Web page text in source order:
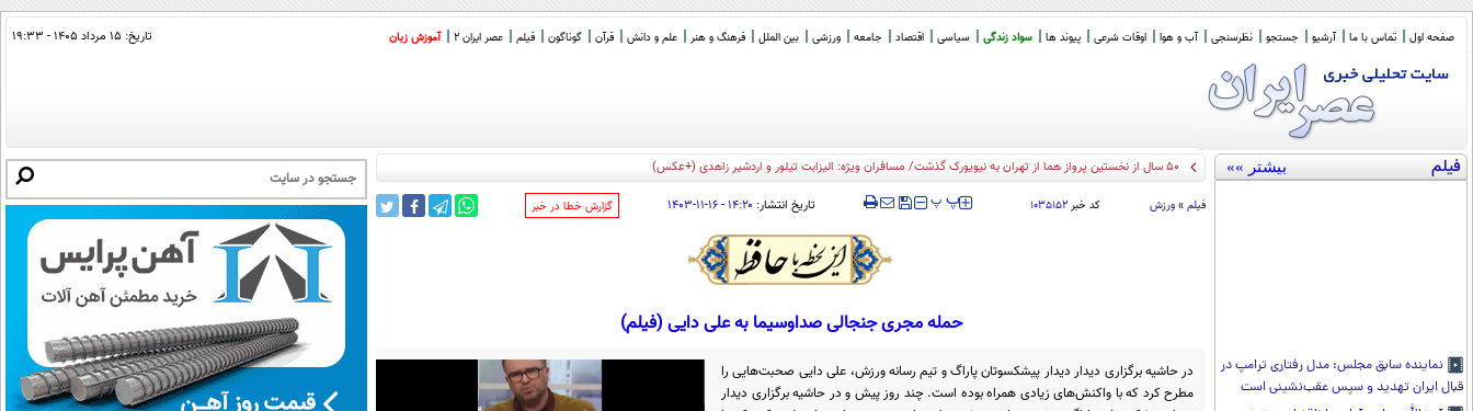
صفحه اول تماس با ما آرشیو جستجو نظرسنجی آب و هوا اوقات شرعی پیوند ها سواد زندگی سیاسی اقتصاد جامعه ورزشی بین الملل فرهنگ و هنر علم و دانش قرآن گوناگون فیلم عصر ایران 2 آموزش زبان تاریخ: ۱۵ مرداد ۱۴۰۵ - ۱۹:۳۳
فیلم بیشتر »»
نماینده سابق مجلس: مدل رفتاری ترامپ در
قبال ایران تهدید و سپس عقب‌نشینی است
50 سال از نخستین پرواز هما از تهران به نیویورک گذشت/ مسافران ویژه: الیزابت تیلور و اردشیر زاهدی (+عکس)
فیلم » ورزش کد خبر ۱۰۳۵۱۵۲ ‍‍‍ پ پ تاریخ انتشار: ۱۴:۲۰ - ۱۶-۱۱-۱۴۰۳ ‌گزارش خطا در خبر
حمله مجری جنجالی صداوسیما به علی دایی (فیلم)
در حاشیه برگزاری دیدار دیدار پیشکسوتان پاراگ و تیم رسانه ورزش، علی دایی صحبت‌هایی را
مطرح کرد که با واکنش‌های زیادی همراه بوده است. چند روز پیش و در حاشیه برگزاری دیدار